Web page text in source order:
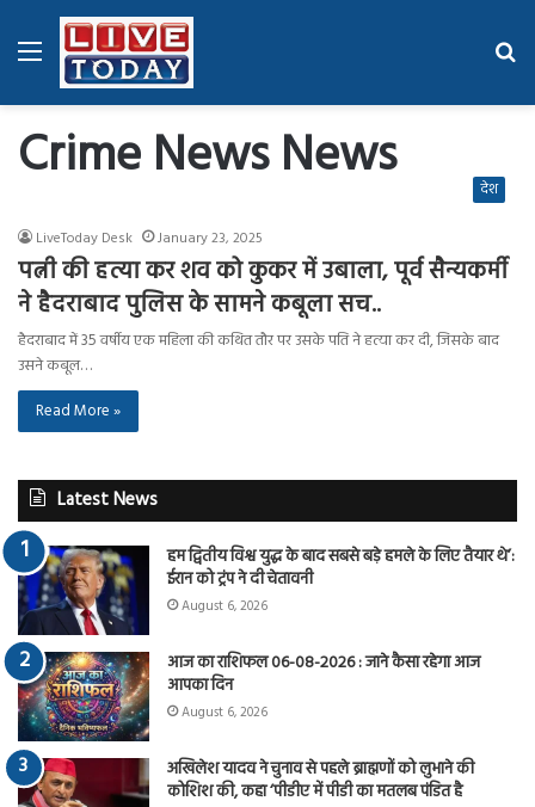
Menu
Crime News News देश
LiveToday Desk January 23, 2025
पत्नी की हत्या कर शव को कुकर में उबाला, पूर्व सैन्यकर्मी
ने हैदराबाद पुलिस के सामने कबूला सच..
हैदराबाद में 35 वर्षीय एक महिला की कथित तौर पर उसके पति ने हत्या कर दी, जिसके बाद
उसने कबूल…
Read More »
Latest News
हम द्वितीय विश्व युद्ध के बाद सबसे बड़े हमले के लिए तैयार थे’:
ईरान को ट्रंप ने दी चेतावनी
August 6, 2026
आज का राशिफल 06-08-2026 : जाने कैसा रहेगा आज
आपका दिन
August 6, 2026
अखिलेश यादव ने चुनाव से पहले ब्राह्मणों को लुभाने की
कोशिश की, कहा ‘पीडीए में पीडी का मतलब पंडित है